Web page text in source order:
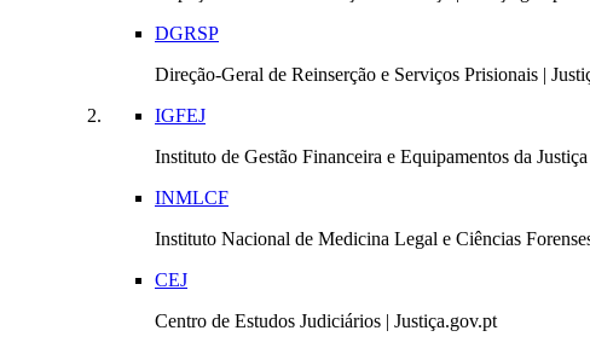
DGRSP
Direção-Geral de Reinserção e Serviços Prisionais |
IGFEJ
Instituto de Gestão Financeira e Equipamentos da
INMLCF
Instituto Nacional de Medicina Legal e Ciências
CEJ
Centro de Estudos Judiciários | Justiça.gov.pt